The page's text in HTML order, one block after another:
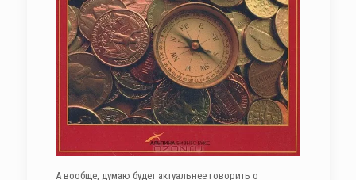
А вообще, думаю будет актуальнее говорить о